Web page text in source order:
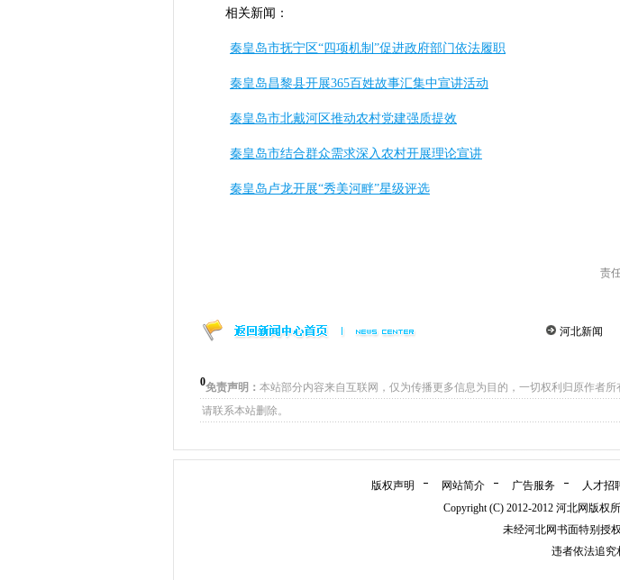
相关新闻：
秦皇岛市抚宁区“四项机制”促进政府部门依法履职
秦皇岛昌黎县开展365百姓故事汇集中宣讲活动
秦皇岛市北戴河区推动农村党建强质提效
秦皇岛市结合群众需求深入农村开展理论宣讲
秦皇岛卢龙开展“秀美河畔”星级评选
责
河北新闻
0免责声明： 本站部分内容来自互联网，仅为传播更多信息为目的，一切权利归原作者所
请联系本站删除。
版权声明 网站简介 广告服务 人才招
Copyright (C) 2012-2012 河北网版权
未经河北网书面特别授
违者依法追究